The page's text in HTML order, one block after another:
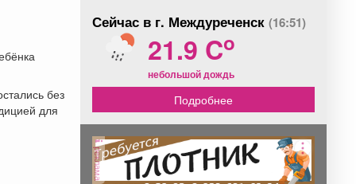
без
для
Сейчас в г. Междуреченск (16:51)
21.9 Co
небольшой дождь
Подробнее
реклама